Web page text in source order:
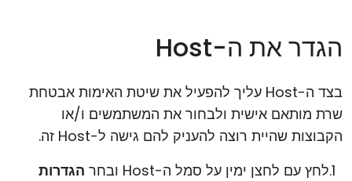
הגדר את ה-Host
בצד ה-Host עליך להפעיל את שיטת האימות אבטחת
שרת מותאם אישית ולבחור את המשתמשים ו/או
הקבוצות שהיית רוצה להעניק להם גישה ל-Host זה.
לחץ עם לחצן ימין על סמל ה-Host ובחר
הגדרות